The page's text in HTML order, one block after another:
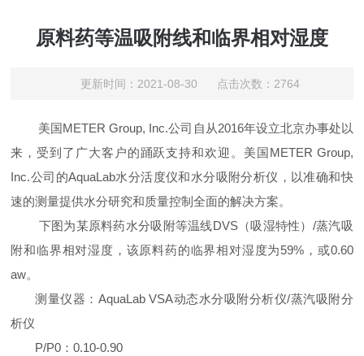
原料药等温吸附线和临界相对湿度
更新时间：2021-08-30 点击次数：2764
美国METER Group, Inc.公司自从2016年设立北京办事处以
来，受到了广大客户的踊跃支持和欢迎。美国METER Group,
Inc.公司的AquaLab水分活度仪和水分吸附分析仪，以准确和快
速的测量提供水分研究和质量控制全面的解决方案。
下图为某原料药水分吸附等温线DVS（吸湿特性） /蒸汽吸
附和临界相对湿度，该原料药的临界相对湿度为59% ，或0.60
aw。
测量仪器： AquaLab VSA动态水分吸附分析仪/蒸汽吸附分
析仪
P/P0 ：0.10-0.90